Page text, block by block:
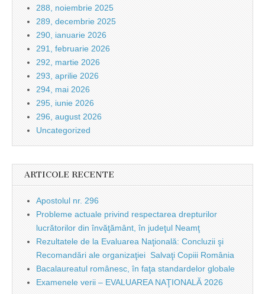
288, noiembrie 2025
289, decembrie 2025
290, ianuarie 2026
291, februarie 2026
292, martie 2026
293, aprilie 2026
294, mai 2026
295, iunie 2026
296, august 2026
Uncategorized
ARTICOLE RECENTE
Apostolul nr. 296
Probleme actuale privind respectarea drepturilor
lucrătorilor din învăţământ, în judeţul Neamţ
Rezultatele de la Evaluarea Naţională: Concluzii şi
Recomandări ale organizaţiei Salvaţi Copiii România
Bacalaureatul românesc, în faţa standardelor globale
Examenele verii – EVALUAREA NAŢIONALĂ 2026